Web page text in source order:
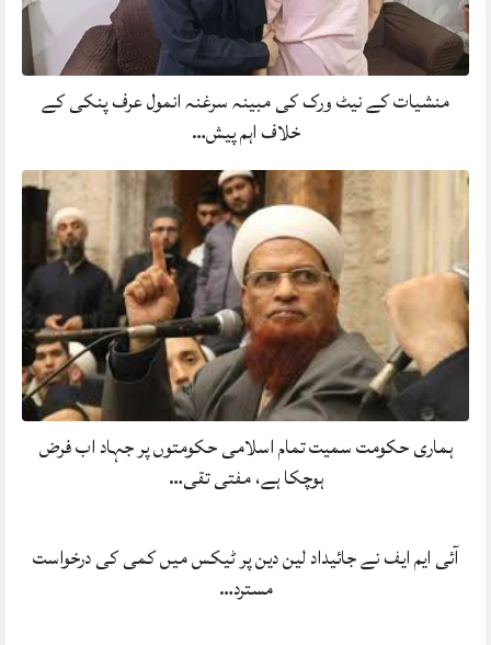
منشیات کے نیٹ ورک کی مبینہ سرغنہ انمول عرف پنکی کے
خلاف اہم پیش…
ہماری حکومت سمیت تمام اسلامی حکومتوں پر جہاد اب فرض
ہوچکا ہے، مفتی تقی…
آئی ایم ایف نے جائیداد لین دین پر ٹیکس میں کمی کی درخواست
مسترد…